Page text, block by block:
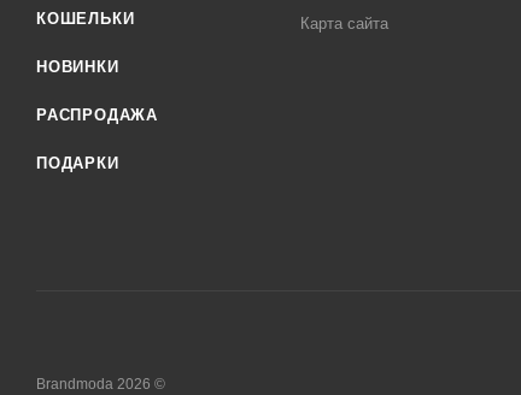
КОШЕЛЬКИ
НОВИНКИ
РАСПРОДАЖА
ПОДАРКИ
Карта сайта
Brandmoda 2026 ©